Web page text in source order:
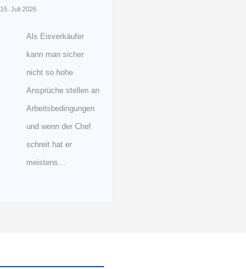
15. Juli 2026
Als Eisverkäufer
kann man sicher
nicht so hohe
Ansprüche stellen an
Arbeitsbedingungen
und wenn der Chef
schreit hat er
meistens…